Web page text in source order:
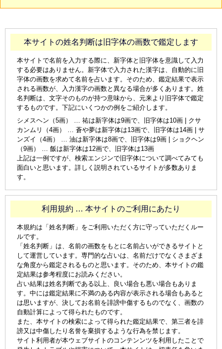
本サイトの姓名判断は旧字体の画数で鑑定します
本サイトで名前を入力する際に、新字体と旧字体を意識して入力
する必要はありません。新字体で入力された漢字は、自動的に旧
字体の画数を求めて名前を占います。そのため、鑑定結果で表示
される画数が、入力漢字の画数と異なる場合が多くあります。姓
名判断は、文字そのものが持つ意味から、元来より旧字体で鑑定
するものです。下記にいくつかの例をご紹介します。
シメスヘン（5画） … 祐は新字体は9画で、旧字体は10画 | クサ
カンムリ（4画） … 蒼や夢は新字体は13画で、旧字体は14画 | サ
ンズイ（4画） … 油は新字体は8画で、旧字体は9画 | ショクヘン
（9画） … 飯は新字体は12画で、旧字体は13画
上記は一例ですが、検索エンジンで旧字体について調べてみても
面白いと思います。詳しく説明されているサイトが多数ありま
す。
利用規約 … 本サイトのご利用にあたり
本規約は「姓名判断」をご利用いただく方に守っていただくルー
ルです。
「姓名判断」は、名前の画数をもとに名前占いができるサイトと
して運営しています。専門的な占いは、名前だけでなくさまざま
な角度から鑑定されるものと思います。そのため、本サイトの鑑
定結果は参考程度にお読みください。
占い結果は姓名判断である以上、良い場合も悪い場合もありま
す。中には鑑定結果に不満のある内容が表示される場合もあると
は思いますが、決してお名前を誹謗中傷するものでなく、画数の
自動計算によって得られたものです。
また、本サイトの検索によって得られた鑑定結果で、第三者を誹
謗又は中傷したり名誉を棄損するような行為を禁じます。
サイト利用者が本ウェブサイトのコンテンンツを利用したことで